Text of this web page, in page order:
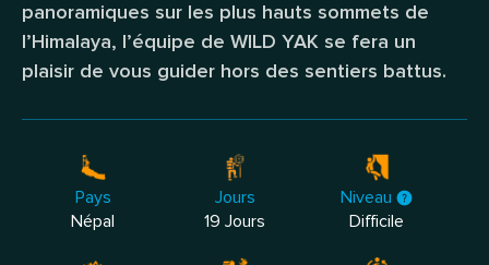
panoramiques sur les plus hauts sommets de
l’Himalaya, l’équipe de WILD YAK se fera un
plaisir de vous guider hors des sentiers battus.
Pays
Népal
Jours
19 Jours
Niveau
Difficile